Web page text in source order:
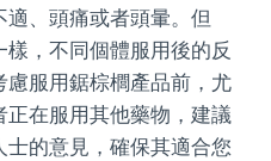
、頭痛或者頭暈。但
，不同個體服用後的反
服用鋸棕櫚產品前，尤
在服用其他藥物，建議
的意見，確保其適合您